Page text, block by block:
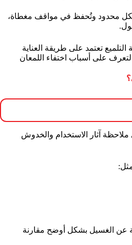
محدود وتُحفظ في مواقف مغطاة،
تعتمد على طريقة العناية
على أسباب اختفاء اللمعان
آثار الاستخدام والخدوش
عن الغسيل بشكل أوضح مقارنة